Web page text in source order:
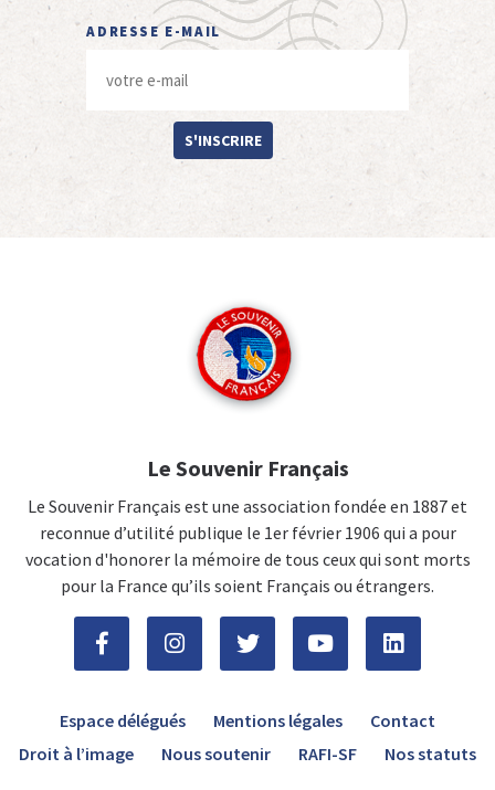
ADRESSE E-MAIL
S'INSCRIRE
Le Souvenir Français
Le Souvenir Français est une association fondée en 1887 et
reconnue d’utilité publique le 1er février 1906 qui a pour
vocation d'honorer la mémoire de tous ceux qui sont morts
pour la France qu’ils soient Français ou étrangers.
Espace délégués Mentions légales
Contact
Droit à l’image
Nous soutenir RAFI-SF Nos statuts